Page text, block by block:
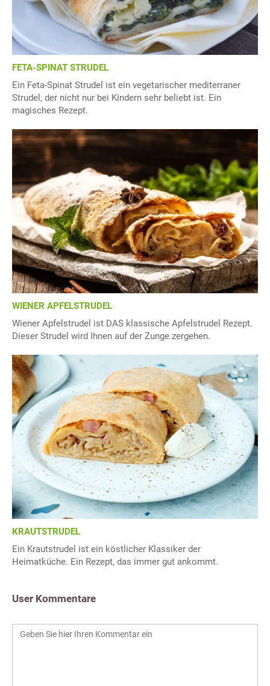
FETA-SPINAT STRUDEL
Ein Feta-Spinat Strudel ist ein vegetarischer mediterraner
Strudel, der nicht nur bei Kindern sehr beliebt ist. Ein
magisches Rezept.
WIENER APFELSTRUDEL
Wiener Apfelstrudel ist DAS klassische Apfelstrudel Rezept.
Dieser Strudel wird Ihnen auf der Zunge zergehen.
KRAUTSTRUDEL
Ein Krautstrudel ist ein köstlicher Klassiker der
Heimatküche. Ein Rezept, das immer gut ankommt.
User Kommentare